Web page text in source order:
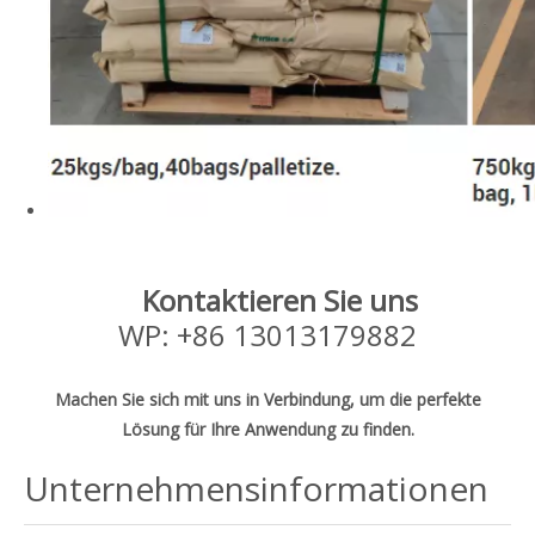
Kontaktieren Sie uns
WP: +86 13013179882
Machen Sie sich mit uns in Verbindung, um die perfekte
Lösung für Ihre Anwendung zu finden.
Unternehmensinformationen